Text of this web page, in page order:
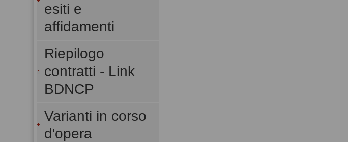
esiti e
affidamenti
Riepilogo
contratti - Link
BDNCP
Varianti in corso
d'opera